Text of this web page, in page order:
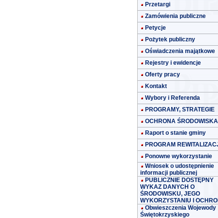
Przetargi
Zamówienia publiczne
Petycje
Pożytek publiczny
Oświadczenia majątkowe
Rejestry i ewidencje
Oferty pracy
Kontakt
Wybory i Referenda
PROGRAMY, STRATEGIE
OCHRONA ŚRODOWISKA
Raport o stanie gminy
PROGRAM
Ponowne wykorzystanie
Wniosek o udostępnienie
informacji publicznej
PUBLICZNIE DOSTĘPNY
WYKAZ DANYCH O
ŚRODOWISKU, JEGO
WYKORZYSTANIU I
Obwieszczenia Wojewody
Świętokrzyskiego